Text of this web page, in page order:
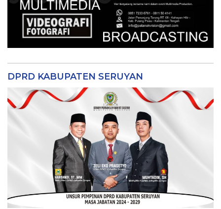
DPRD KABUPATEN SERUYAN